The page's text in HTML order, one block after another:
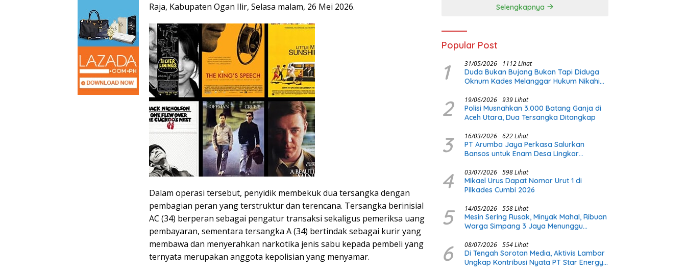
Raja, Kabupaten Ogan Ilir, Selasa malam, 26 Mei 2026.
Dalam operasi tersebut, penyidik membekuk dua tersangka dengan
pembagian peran yang terstruktur dan terencana. Tersangka berinisial
AC (34) berperan sebagai pengatur transaksi sekaligus pemeriksa uang
pembayaran, sementara tersangka A (34) bertindak sebagai kurir yang
membawa dan menyerahkan narkotika jenis sabu kepada pembeli yang
ternyata merupakan anggota kepolisian yang menyamar.
Selengkapnya
Popular Post
1 31/05/2026 1112 Lihat
Duda Bukan Bujang Bukan Tapi Diduga
Oknum Kades Melanggar Hukum Nikahi
2 19/06/2026 939 Lihat
Polisi Musnahkan 3.000 Batang Ganja di
Aceh Utara, Dua Tersangka Ditangkap
3 16/03/2026 622 Lihat
PT Arumba Jaya Perkasa Salurkan
Bansos untuk Enam Desa Lingkar
4 03/07/2026 598 Lihat
Mikael Urus Dapat Nomor Urut 1 di
Pilkades Cumbi 2026
5 14/05/2026 558 Lihat
Mesin Sering Rusak, Minyak Mahal, Ribuan
Warga Simpang 3 Jaya Menunggu
6 08/07/2026 554 Lihat
Di Tengah Sorotan Media, Aktivis Lambar
Ungkap Kontribusi Nyata PT Star Energy: